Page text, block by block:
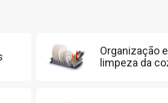
Organização e
limpeza da